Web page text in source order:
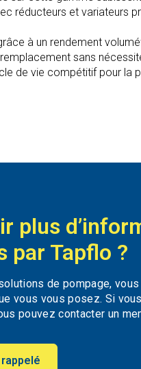
réducteurs et
à un rendement
sans
de vie compétitif pour la
plus
par Tapflo ?
de pompage,
vous vous posez. Si
pouvez contacter un